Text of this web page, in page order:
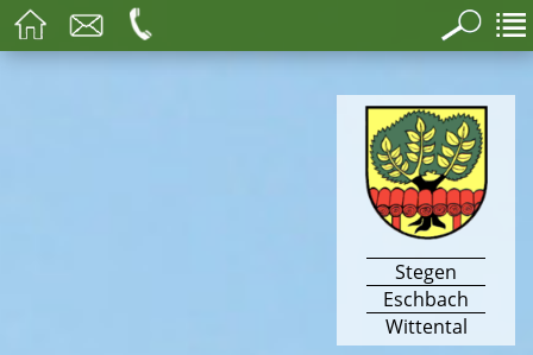
Stegen
Eschbach
Wittental